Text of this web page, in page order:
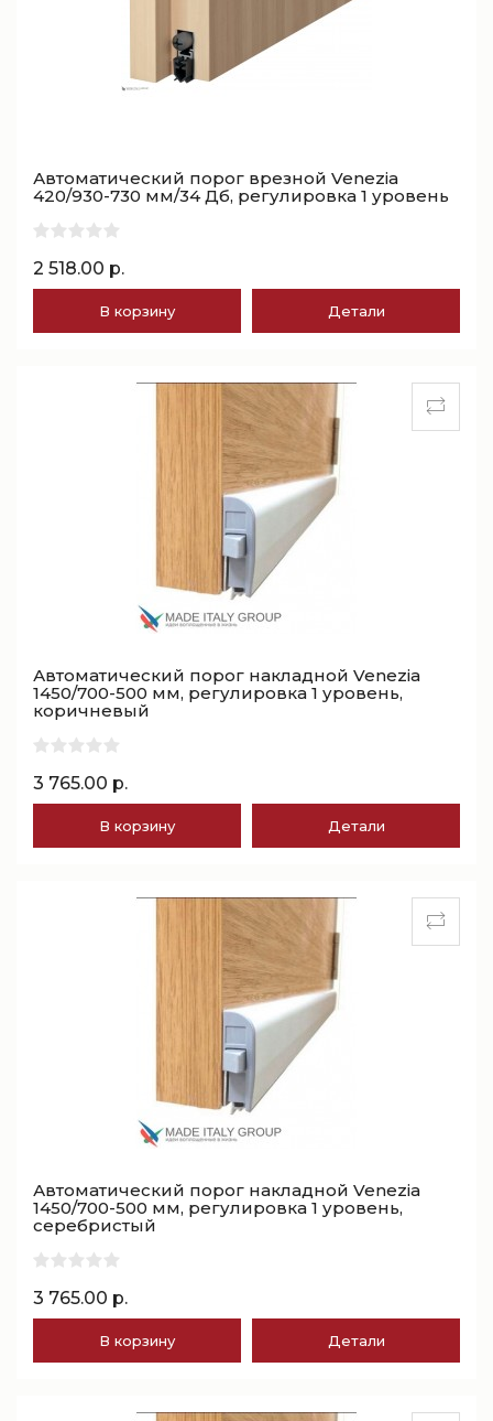
Автоматический порог врезной Venezia
420/930-730 мм/34 Дб, регулировка 1 уровень
2 518.00 р.
В корзину Детали
Автоматический порог накладной Venezia
1450/700-500 мм, регулировка 1 уровень,
коричневый
3 765.00 р.
В корзину Детали
Автоматический порог накладной Venezia
1450/700-500 мм, регулировка 1 уровень,
серебристый
3 765.00 р.
В корзину Детали